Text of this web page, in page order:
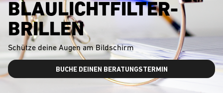
BLAULICHTFILTER-
BRILLEN
Schütze deine Augen am Bildschirm
BUCHE DEINEN BERATUNGSTERMIN